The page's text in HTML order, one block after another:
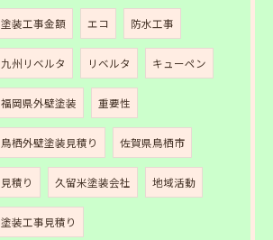
塗装工事金額 エコ 防水工事
九州リベルタ リベルタ キューペン
福岡県外壁塗装 重要性
鳥栖外壁塗装見積り 佐賀県鳥栖市
見積り 久留米塗装会社 地域活動
塗装工事見積り